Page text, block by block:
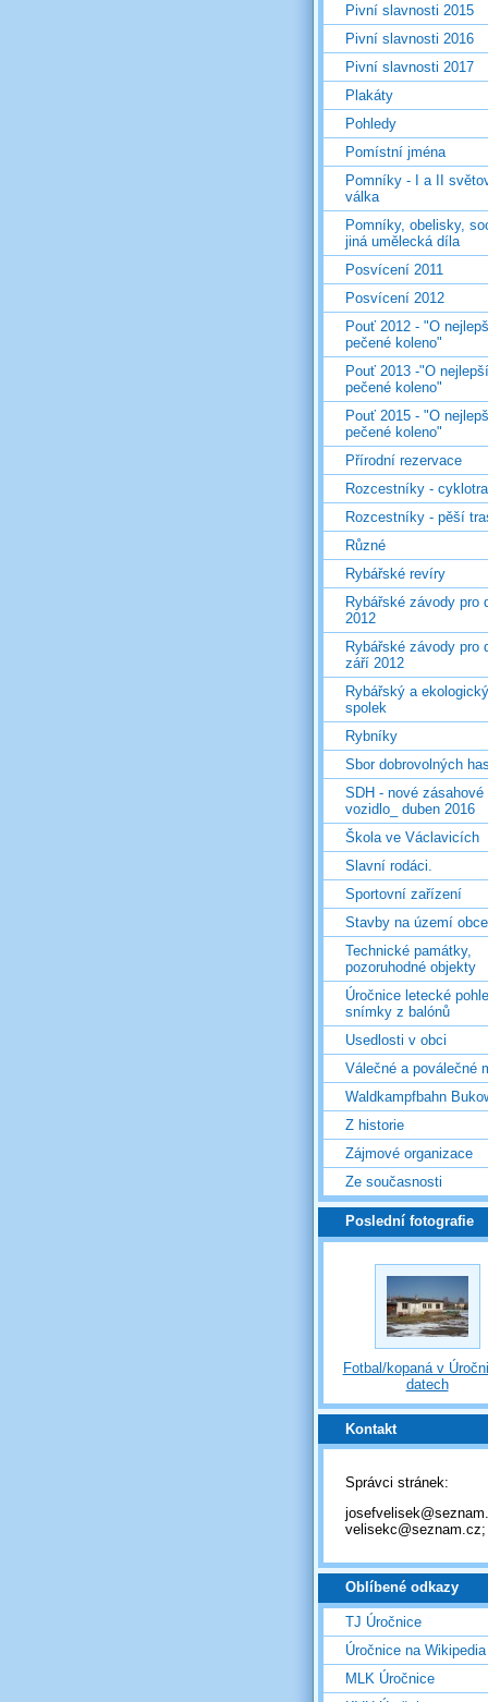
Pivní slavnosti 2015
Pivní slavnosti 2016
Pivní slavnosti 2017
Plakáty
Pohledy
Pomístní jména
Pomníky - I a II
válka
Pomníky, obelisky,
jiná umělecká díla
Posvícení 2011
Posvícení 2012
Pouť 2012 - "O
pečené koleno"
Pouť 2013 -"O nejlepší
pečené koleno"
Pouť 2015 - "O
pečené koleno"
Přírodní rezervace
Rozcestníky -
Rozcestníky - pěší
Různé
Rybářské revíry
Rybářské závody pro
2012
Rybářské závody pro
září 2012
Rybářský a ekologický
spolek
Rybníky
Sbor dobrovolných
SDH - nové zásahové
vozidlo_ duben 2016
Škola ve Václavicích
Slavní rodáci.
Sportovní zařízení
Stavby na území obce
Technické památky,
pozoruhodné objekty
Úročnice letecké
snímky z balónů
Usedlosti v obci
Válečné a poválečné
Waldkampfbahn
Z historie
Zájmové organizace
Ze současnosti
Poslední fotografie
Fotbal/kopaná v
datech
Kontakt
Správci stránek:
velisekc@seznam.cz;
Oblíbené odkazy
TJ Úročnice
Úročnice na Wikipedia
MLK Úročnice